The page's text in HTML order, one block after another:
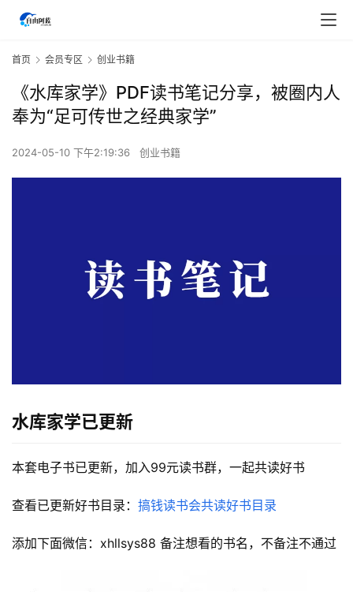
首页 会员专区 创业书籍
《‮库水‬家学》PDF读书笔记分享，被圈内人
奉为“足可传世之经典家学”
2024-05-10 下午2:19:36 创业书籍
‮库水‬家学已更新
本套电子书已更新，加入99元读书群，一起共读好书
查看已更新好书目录： 搞钱读书会共读好书目录
添加下面微信：xhllsys88 备注想看的书名，不备注不通过